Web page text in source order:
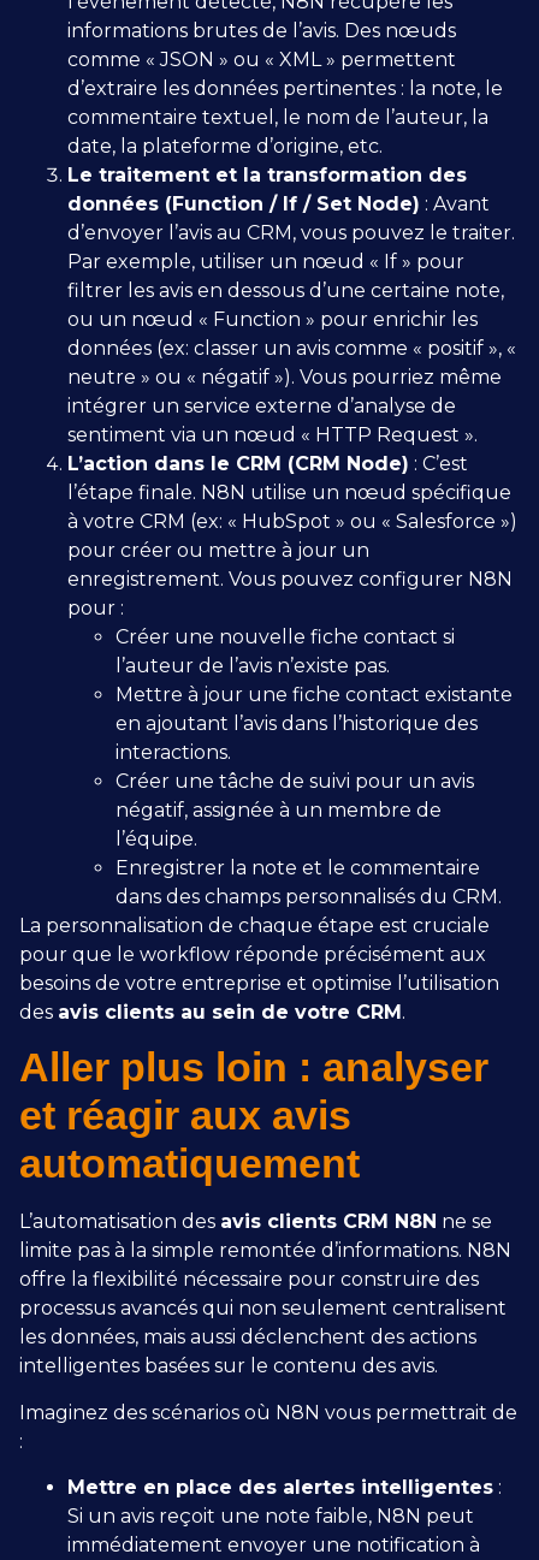
informations brutes de l’avis. Des nœuds
comme « JSON » ou « XML » permettent
d’extraire les données pertinentes : la note, le
commentaire textuel, le nom de l’auteur, la
date, la plateforme d’origine, etc.
Le traitement et la transformation des
données (Function / If / Set Node) : Avant
d’envoyer l’avis au CRM, vous pouvez le traiter.
Par exemple, utiliser un nœud « If » pour
filtrer les avis en dessous d’une certaine note,
ou un nœud « Function » pour enrichir les
données (ex: classer un avis comme « positif », «
neutre » ou « négatif »). Vous pourriez même
intégrer un service externe d’analyse de
sentiment via un nœud « HTTP Request ».
L’action dans le CRM (CRM Node) : C’est
l’étape finale. N8N utilise un nœud spécifique
à votre CRM (ex: « HubSpot » ou « Salesforce »)
pour créer ou mettre à jour un
enregistrement. Vous pouvez configurer N8N
pour :
Créer une nouvelle fiche contact si
l’auteur de l’avis n’existe pas.
Mettre à jour une fiche contact existante
en ajoutant l’avis dans l’historique des
interactions.
Créer une tâche de suivi pour un avis
négatif, assignée à un membre de
l’équipe.
Enregistrer la note et le commentaire
dans des champs personnalisés du CRM.
La personnalisation de chaque étape est cruciale
pour que le workflow réponde précisément aux
besoins de votre entreprise et optimise l’utilisation
des avis clients au sein de votre CRM.
Aller plus loin : analyser
et réagir aux avis
automatiquement
L’automatisation des avis clients CRM N8N ne se
limite pas à la simple remontée d’informations. N8N
offre la flexibilité nécessaire pour construire des
processus avancés qui non seulement centralisent
les données, mais aussi déclenchent des actions
intelligentes basées sur le contenu des avis.
Imaginez des scénarios où N8N vous permettrait de
:
Mettre en place des alertes intelligentes :
Si un avis reçoit une note faible, N8N peut
immédiatement envoyer une notification à